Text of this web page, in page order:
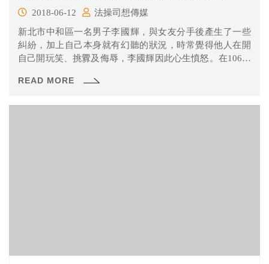
2018-06-12
法操司想傳媒
新北市中和區一名男子李國輝，與女友分手後產生了一些
糾紛，加上自己本身就有幻聽的狀況，時常覺得他人在開
自己開玩笑、挑釁及侮辱，李國輝因此心生憤怒。在106年
人住家大門、機車丟擲。在106年11月22日犯下本案的犯
READ MORE